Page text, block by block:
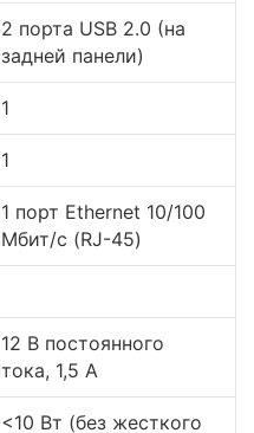
2 порта USB 2.0 (на
задней панели)
1
1
1 порт Ethernet 10/100
Мбит/с (RJ-45)
12 В постоянного
тока, 1,5 А
<10 Вт (без жесткого